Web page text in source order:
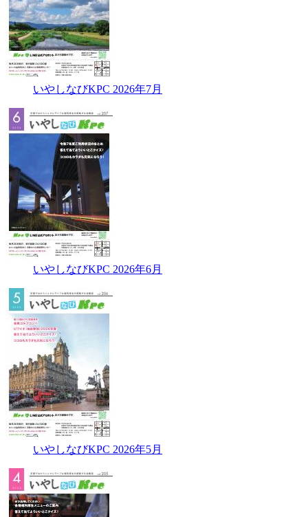
いやしなびKPC 2026年7月
いやしなびKPC 2026年6月
いやしなびKPC 2026年5月